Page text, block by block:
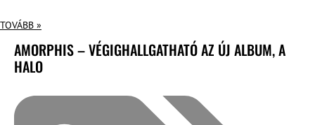
TOVÁBB »
AMORPHIS – VÉGIGHALLGATHATÓ AZ ÚJ ALBUM, A
HALO